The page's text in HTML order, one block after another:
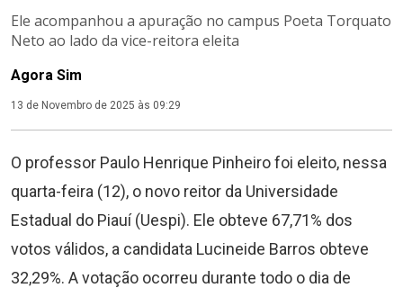
Ele acompanhou a apuração no campus Poeta Torquato
Neto ao lado da vice-reitora eleita
Agora Sim
13 de Novembro de 2025 às 09:29
O professor Paulo Henrique Pinheiro foi eleito, nessa
quarta-feira (12), o novo reitor da Universidade
Estadual do Piauí (Uespi). Ele obteve 67,71% dos
votos válidos, a candidata Lucineide Barros obteve
32,29%. A votação ocorreu durante todo o dia de